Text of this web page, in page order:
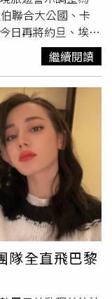
佐伊尚未正式列入
中，牠將有機會尋
關注收容所過載的
遺棄的案例比想像中
可以考慮擔任中途
，就能讓像佐伊這
安全的避風港，不
聯合大公國、卡
日再將約旦、埃及
近期避免組團前往
益。根據觀光署調
名國人尚未返
，已有35團、
剩餘7團、197人
機場開放即安排
爭為不可抗力
排住宿三餐和回來
退費給旅客。觀光
留當地，依國外旅
點規定，所增加之
；所減少之費用，
外旅遊行程，衍生
具相關資料向中華
局勢變化快速，觀
繼續閱讀
隊全直飛巴黎